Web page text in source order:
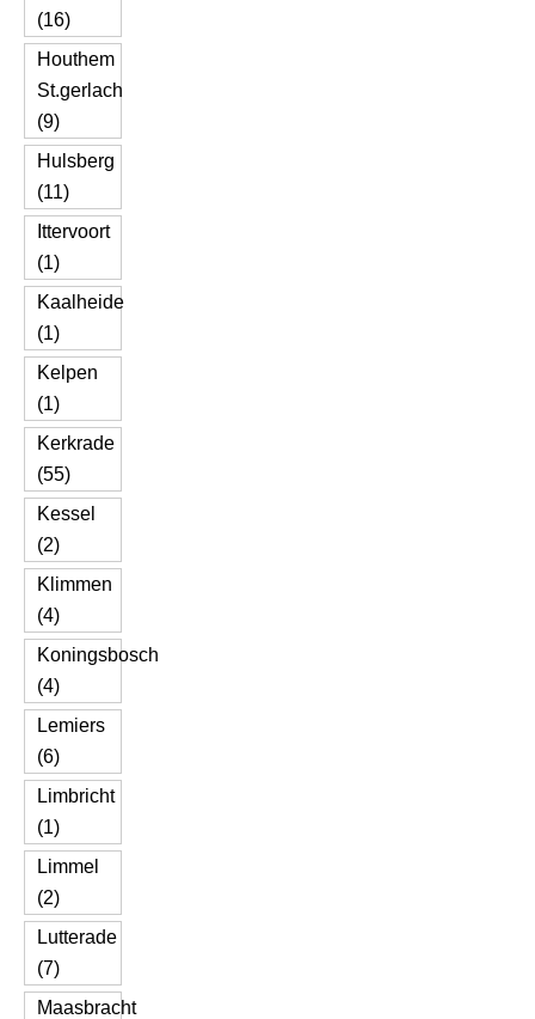
(16)
Houthem
St.gerlach
(9)
Hulsberg
(11)
Ittervoort
(1)
Kaalheide
(1)
Kelpen
(1)
Kerkrade
(55)
Kessel
(2)
Klimmen
(4)
Koningsbosch
(4)
Lemiers
(6)
Limbricht
(1)
Limmel
(2)
Lutterade
(7)
Maasbracht